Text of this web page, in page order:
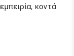
κοντά